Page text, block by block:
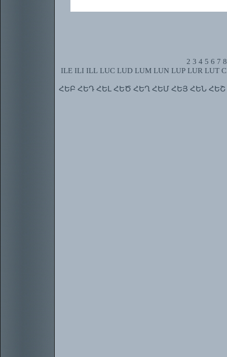
2 3 4 5 6 7 8
ILE ILI ILL LUC LUD LUM LUN LUP LUR LUT
ՀԵԲ ՀԵԴ ՀԵԼ ՀԵԾ ՀԵՂ ՀԵՄ ՀԵՅ ՀԵՆ ՀԵՇ